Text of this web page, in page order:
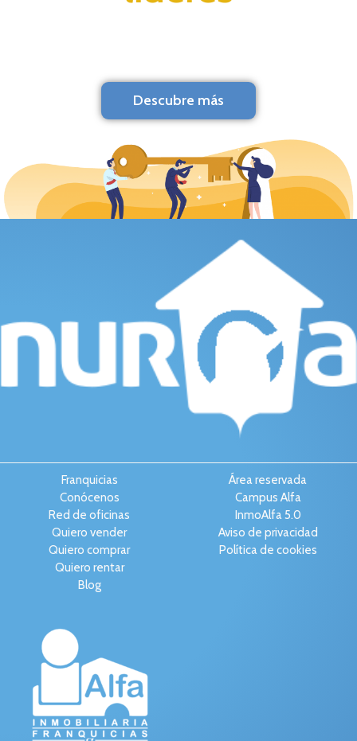
Descubre más
Franquicias
Conócenos
Red de oficinas
Quiero vender
Quiero comprar
Quiero rentar
Blog
Área reservada
Campus Alfa
InmoAlfa 5.0
Aviso de privacidad
Política de cookies